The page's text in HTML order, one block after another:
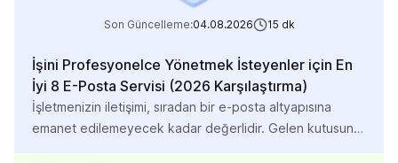
Son Güncelleme:04.08.2026 15 dk
İşini Profesyonelce Yönetmek İsteyenler için En
İyi 8 E-Posta Servisi (2026 Karşılaştırma)
İşletmenizin iletişimi, sıradan bir e-posta altyapısına
emanet edilemeyecek kadar değerlidir. Gelen kutusuna